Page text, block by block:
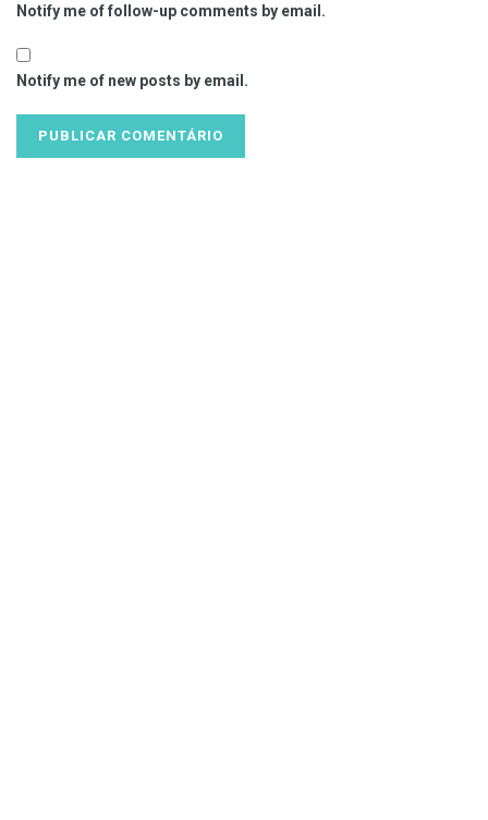
Notify me of follow-up comments by email.
Notify me of new posts by email.